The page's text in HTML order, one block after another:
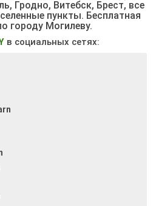
Гродно, Витебск, Брест, все
пункты. Бесплатная
городу Могилеву.
в социальных сетях: